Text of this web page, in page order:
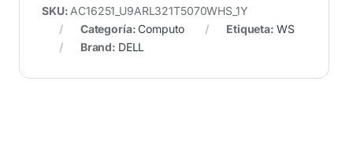
SKU: AC16251_U9ARL321T5070WHS_1Y
Categoría:Computo Etiqueta: WS
Brand: DELL